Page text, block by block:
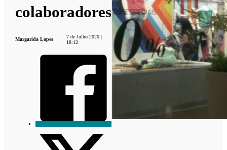
colaboradores
Margarida Lopes
7 de Julho 2020 |
18:12